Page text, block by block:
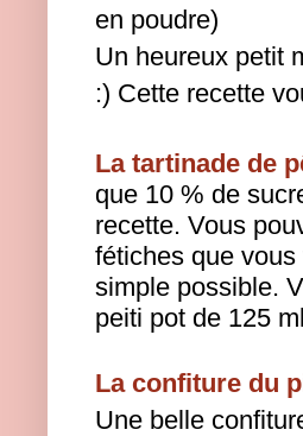
en poudre)
Un heureux petit
:) Cette recette
La tartinade de
que 10 % de
recette. Vous
fétiches que
simple possible.
peiti pot de 125
La confiture du
Une belle